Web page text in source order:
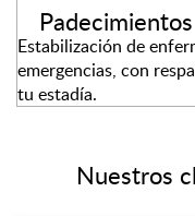
Estabilización de
emergencias, con
tu estadía.
Nuestros